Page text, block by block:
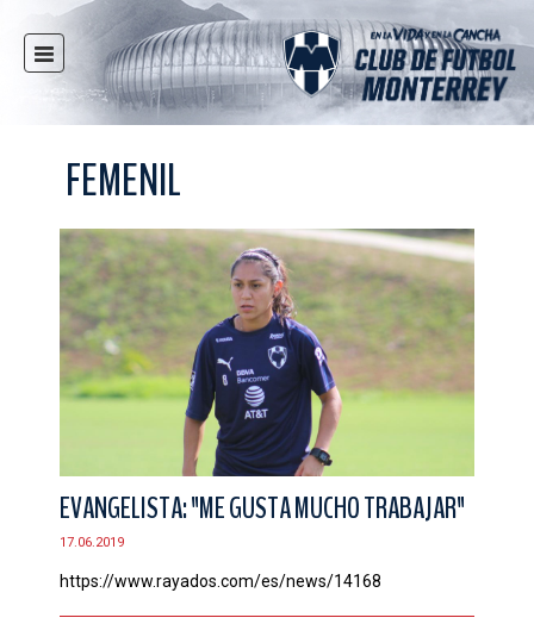
INICIO
NOTICIAS
RAYADOS
RAYADAS
FUERZAS BÁSICAS
RESPONSABILIDAD SOCIAL
TAQUILLA
ESTADIO
PRENSA
CONTACTO
FEMENIL
EVANGELISTA: "ME GUSTA MUCHO TRABAJAR"
17.06.2019
https://www.rayados.com/es/news/14168